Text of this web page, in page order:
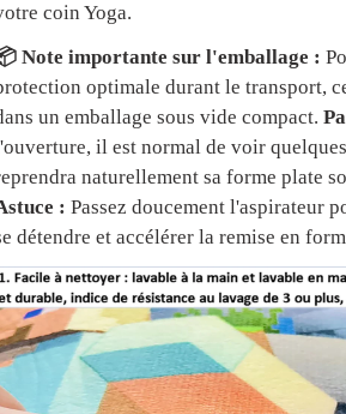
coin Yoga.
Note importante sur l'emballage :
optimale durant le transport,
un emballage sous vide compact.
il est normal de voir
naturellement sa forme plate
: Passez doucement l'aspirateur
détendre et accélérer la remise en